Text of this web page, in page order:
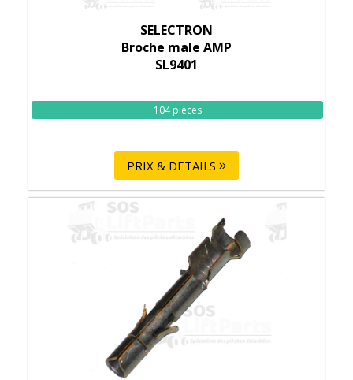
SELECTRON
Broche male AMP
SL9401
104 pièces
PRIX & DETAILS